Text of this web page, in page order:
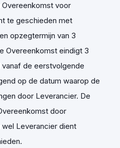
voor
te geschieden met
opzegtermijn van 3
Overeenkomst eindigt 3
de eerstvolgende
op de datum waarop de
door Leverancier. De
door
Leverancier dient